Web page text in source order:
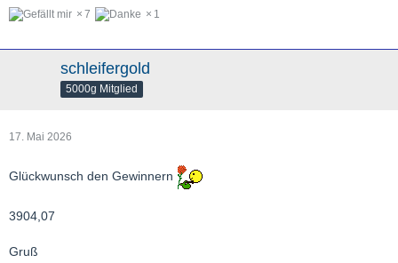
7 1
schleifergold
5000g Mitglied
17. Mai 2026
Glückwunsch den Gewinnern
3904,07
Gruß